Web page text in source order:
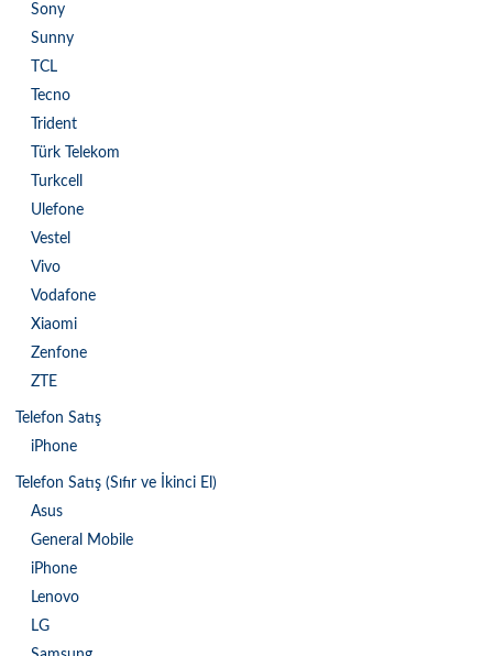
Sony
Sunny
TCL
Tecno
Trident
Türk Telekom
Turkcell
Ulefone
Vestel
Vivo
Vodafone
Xiaomi
Zenfone
ZTE
Telefon Satış
iPhone
Telefon Satış (Sıfır ve İkinci El)
Asus
General Mobile
iPhone
Lenovo
LG